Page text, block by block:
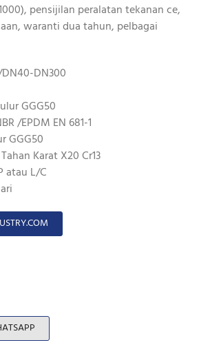
pensijilan peralatan tekanan ce,
waranti dua tahun, pelbagai
DN300
GGG50
/EPDM EN 681-1
GGG50
Karat X20 Cr13
atau L/C